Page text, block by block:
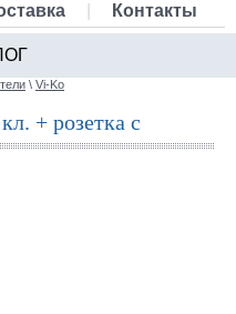
Контакты
\ Vi-Ko
+ розетка с